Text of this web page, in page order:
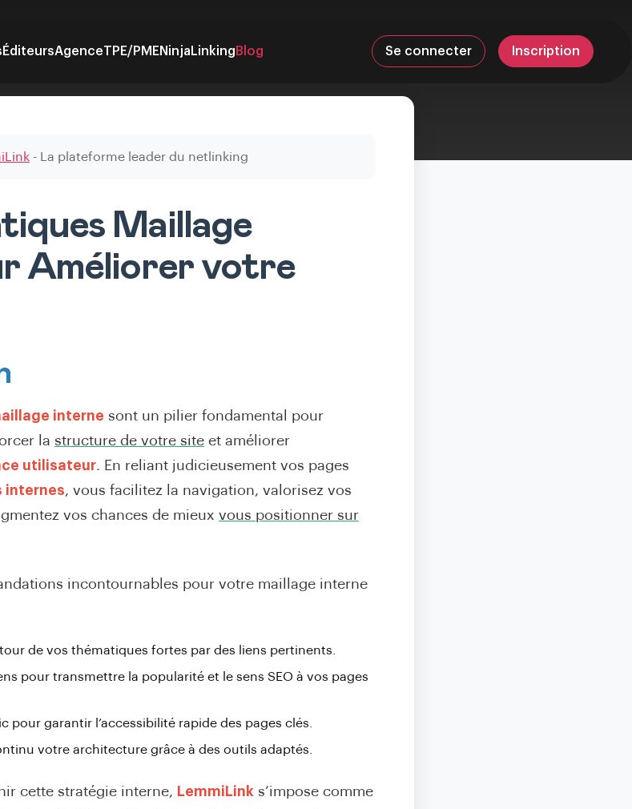
ÉditeursAgenceTPE/PMENinjaLinking Blog Se connecter Inscription
- La plateforme leader du netlinking
Maillage
Améliorer votre
interne sont un pilier fondamental pour
la structure de votre site et améliorer
utilisateur. En reliant judicieusement vos pages
internes, vous facilitez la navigation, valorisez vos
vos chances de mieux vous positionner sur
incontournables pour votre maillage interne
de vos thématiques fortes par des liens pertinents.
pour transmettre la popularité et le sens SEO à vos pages
pour garantir l’accessibilité rapide des pages clés.
votre architecture grâce à des outils adaptés.
cette stratégie interne, LemmiLink s’impose comme